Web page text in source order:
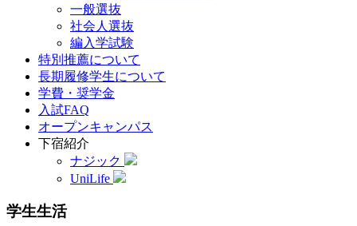
一般選抜
社会人選抜
編入学試験
特別推薦について
長期履修学生について
学費・奨学金
入試FAQ
オープンキャンパス
下宿紹介
ナジック
UniLife
学生生活